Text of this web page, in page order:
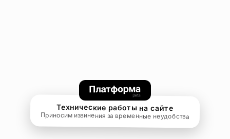
Технические работы на сайте
Приносим извинения за временные неудобства